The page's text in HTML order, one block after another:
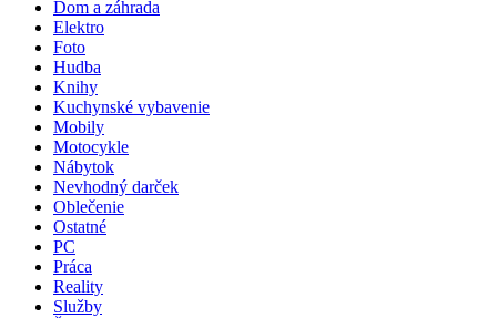
Dom a záhrada
Elektro
Foto
Hudba
Knihy
Kuchynské vybavenie
Mobily
Motocykle
Nábytok
Nevhodný darček
Oblečenie
Ostatné
PC
Práca
Reality
Služby